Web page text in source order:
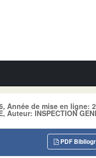
Année de mise en ligne:
Auteur: INSPECTION
PDF